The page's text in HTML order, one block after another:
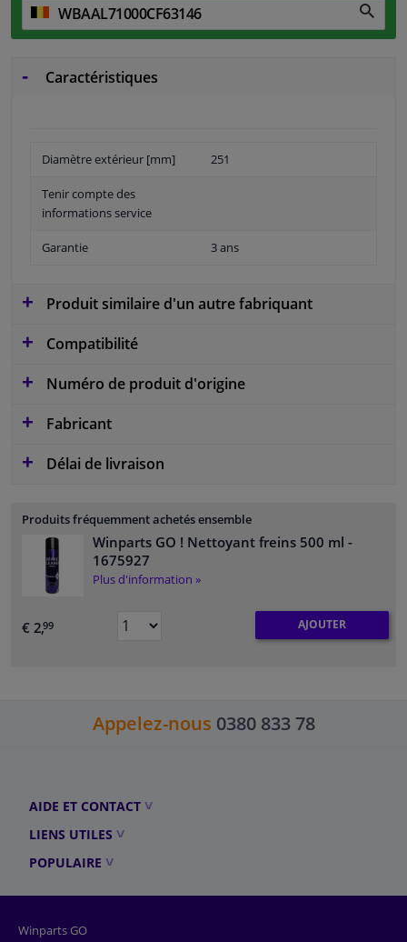
Caractéristiques
Diamètre extérieur [mm] 251
Tenir compte des
informations service
Garantie 3 ans
Produit similaire d'un autre fabriquant
Compatibilité
Numéro de produit d'origine
Fabricant
Délai de livraison
Produits fréquemment achetés ensemble
Winparts GO ! Nettoyant freins 500 ml -
1675927
Plus d'information »
€ 2,99 AJOUTER
Appelez-nous 0380 833 78
AIDE ET CONTACT
LIENS UTILES
POPULAIRE
Winparts GO